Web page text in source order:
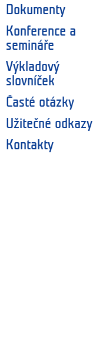
Dokumenty
Konference a
semináře
Výkladový
slovníček
Časté otázky
Užitečné odkazy
Kontakty